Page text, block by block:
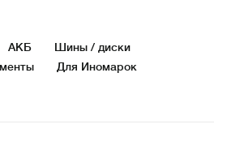
АКБ
Шины / диски
Для Иномарок